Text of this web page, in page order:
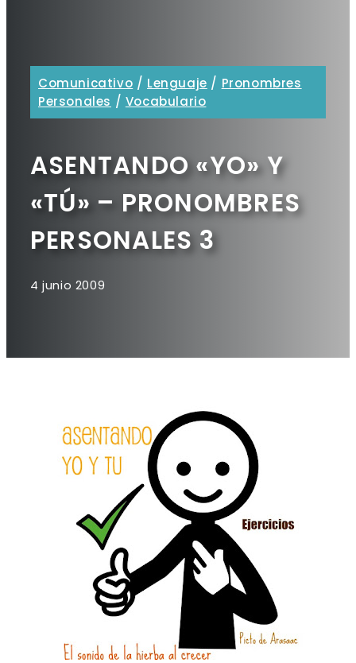
Comunicativo / Lenguaje / Pronombres
Personales / Vocabulario
ASENTANDO «YO» Y
«TÚ» – PRONOMBRES
PERSONALES 3
4 junio 2009